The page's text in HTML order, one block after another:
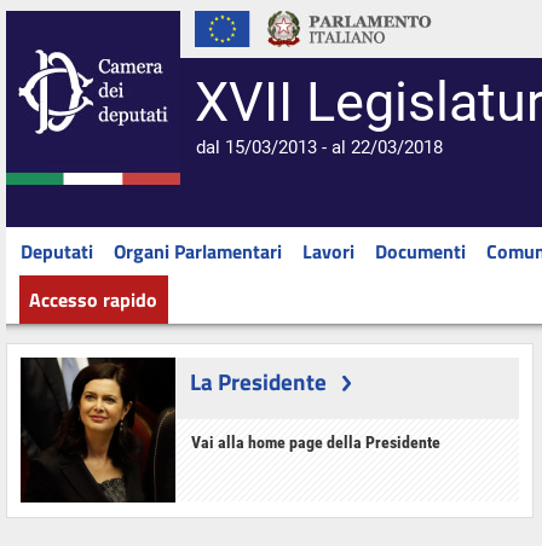
XVII
dal 15/03/2013 - al 22/03/2018
Deputati Organi Parlamentari Lavori Documenti
Accesso rapido
La Presidente
Vai alla home page della Presidente